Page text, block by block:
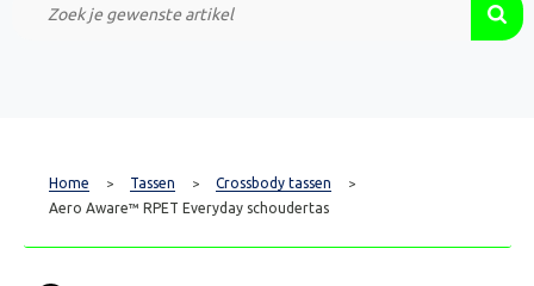
Custom Made Projecten
Home > Tassen > Crossbody tassen >
Aero Aware™ RPET Everyday schoudertas